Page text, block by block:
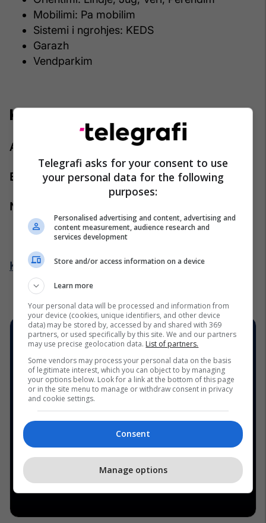
Mobilimi: Pa mobilim
Sistemi i ngrohjes: KEDS
Garazh
Vendparkim
Kontakti:
Agjenti: Iliriana Maxhuni
Emaili:iliriana.maxhuni@pro-rks.com
Numri i telefonit:
Kliko këtu për më shumë:
Telegrafi asks for your consent to use
your personal data for the following
purposes:
Personalised advertising and content, advertising and
content measurement, audience research and
services development
Store and/or access information on a device
Learn more
Your personal data will be processed and information from
your device (cookies, unique identifiers, and other device
data) may be stored by, accessed by and shared with 369
partners, or used specifically by this site. We and our partners
may use precise geolocation data. List of partners.
Some vendors may process your personal data on the basis
of legitimate interest, which you can object to by managing
your options below. Look for a link at the bottom of this page
or in the site menu to manage or withdraw consent in privacy
and cookie settings.
Consent
Manage options